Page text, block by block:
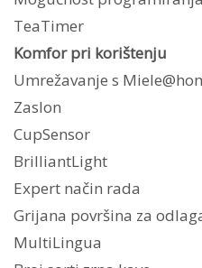
TeaTimer
Komfor pri korištenju
Umrežavanje s
Zaslon
CupSensor
BrilliantLight
Expert način rada
Grijana površina za
MultiLingua